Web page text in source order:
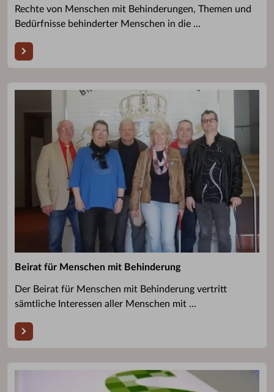
Rechte von Menschen mit Behinderungen, Themen und
Bedürfnisse behinderter Menschen in die ...
Beirat für Menschen mit Behinderung
Der Beirat für Menschen mit Behinderung vertritt
sämtliche Interessen aller Menschen mit ...